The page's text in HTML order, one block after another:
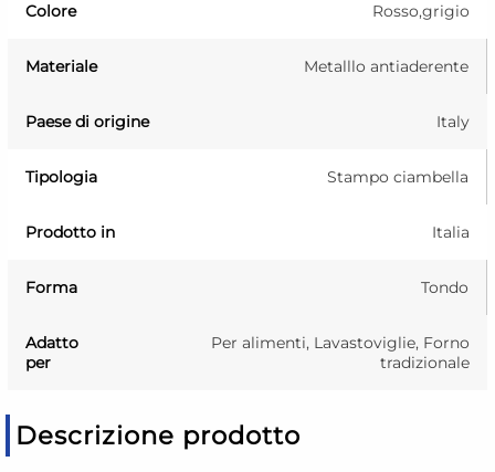
Colore Rosso,grigio
Materiale Metalllo antiaderente
Paese di origine Italy
Tipologia Stampo ciambella
Prodotto in Italia
Forma Tondo
Adatto
per
Per alimenti, Lavastoviglie, Forno
tradizionale
Descrizione prodotto